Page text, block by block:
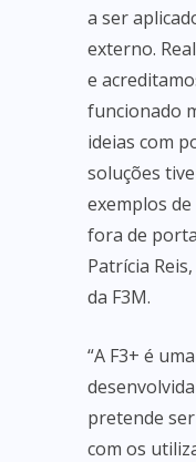
a ser
externo.
e
funcionado
ideias com
soluções
exemplos
fora de
Patrícia
da F3M.
“A F3+ é
pretende
com os